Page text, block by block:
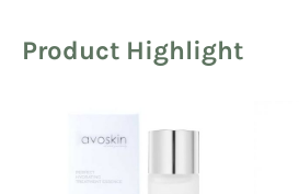
Product Highlight